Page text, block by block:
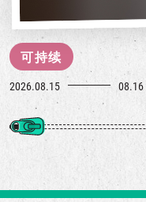
可持续
2026.08.15 08.16